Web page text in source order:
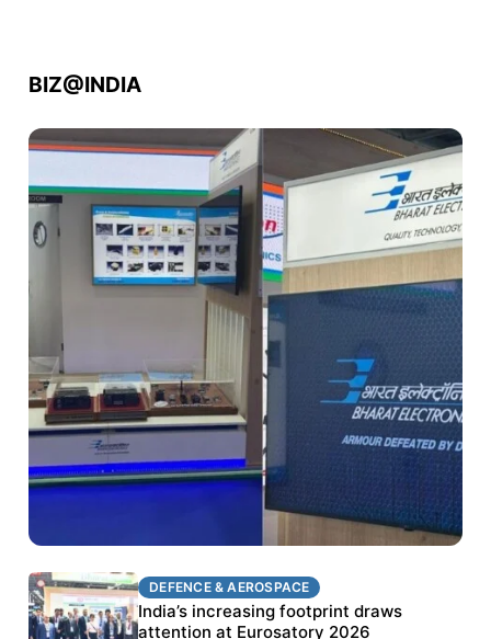
BIZ@INDIA
DEFENCE & AEROSPACE
BEL targets stronger export growth through
Eurosatory participation
DEFENCE & AEROSPACE
India’s increasing footprint draws
attention at Eurosatory 2026